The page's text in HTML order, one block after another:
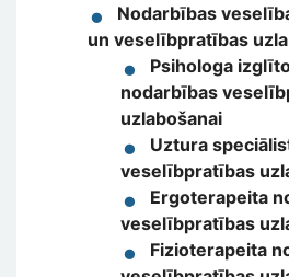
Nodarbības
un veselībpratības
Psihologa
nodarbības
uzlabošanai
Uztura
veselībpratības
Ergoterapeita
veselībpratības
Fizioterapeita